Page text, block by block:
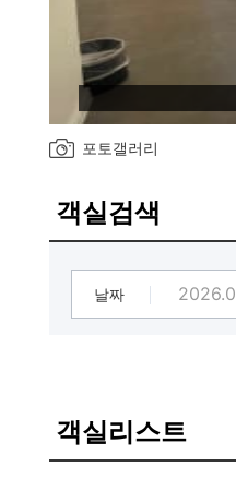
포토갤러리
객실검색
날짜
객실리스트